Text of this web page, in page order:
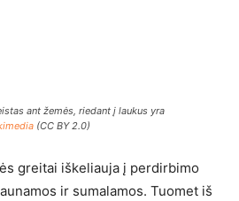
ant žemės, riedant į laukus yra
(CC BY 2.0)
greitai iškeliauja į perdirbimo
ir sumalamos. Tuomet iš